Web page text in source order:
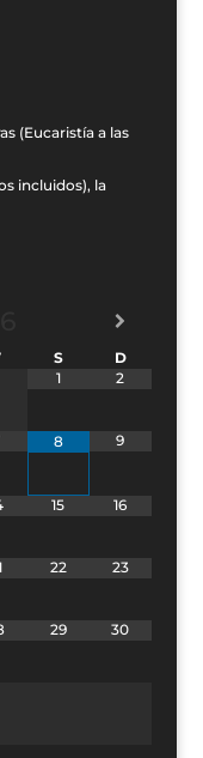
(Eucaristía a las
incluidos), la
S
D
1
2
8 9
15 16
22 23
29 30